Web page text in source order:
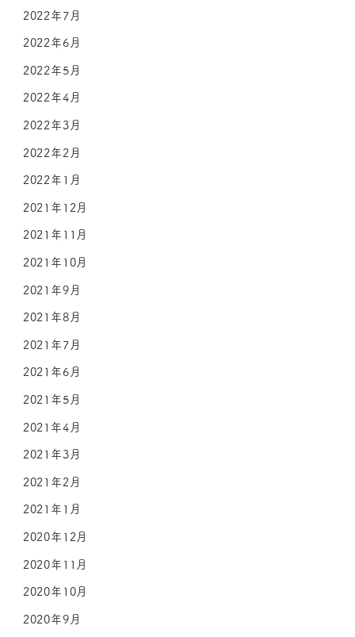
2022年7月
2022年6月
2022年5月
2022年4月
2022年3月
2022年2月
2022年1月
2021年12月
2021年11月
2021年10月
2021年9月
2021年8月
2021年7月
2021年6月
2021年5月
2021年4月
2021年3月
2021年2月
2021年1月
2020年12月
2020年11月
2020年10月
2020年9月